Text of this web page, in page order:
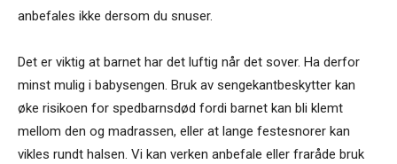
anbefales ikke dersom du snuser.
Det er viktig at barnet har det luftig når det sover. Ha derfor
minst mulig i babysengen. Bruk av sengekantbeskytter kan
øke risikoen for spedbarnsdød fordi barnet kan bli klemt
mellom den og madrassen, eller at lange festesnorer kan
vikles rundt halsen. Vi kan verken anbefale eller fraråde bruk